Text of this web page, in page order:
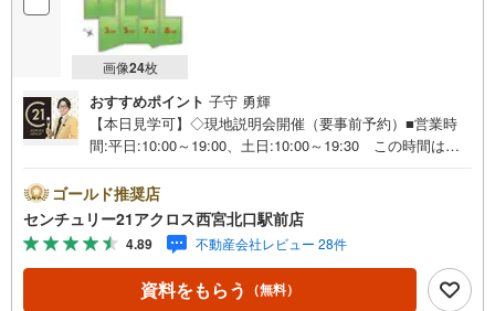
画像24枚
おすすめポイント 子守 勇輝
【本日見学可】◇現地説明会開催（要事前予約）■営業時
間:平日:10:00～19:00、土日:10:00～19:30 この時間はお
塚」駅徒歩10分、阪急「宝塚」駅徒歩11分◇生瀬小学校・
塩瀬中学校通学エリア◇全8区画の大型分譲地◇建築条件ご
ざいません。お好みの工務店・ハウスメーカーで建築が可
能です○センチュリー21アクロスグループの3つの特徴○■セ
ンチュリー21グループで28年連続No.1（1997年～2024年兵
庫地区仲介実績） 西宮・尼崎・伊丹・宝塚にて8店舗展開
ゴールド推奨店
センチュリー21アクロス西宮北口駅前店
4.89 不動産会社レビュー 28件
資料をもらう （無料）